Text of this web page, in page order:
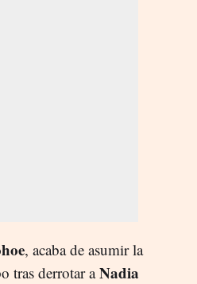
, acaba de asumir la
tras derrotar aNadia